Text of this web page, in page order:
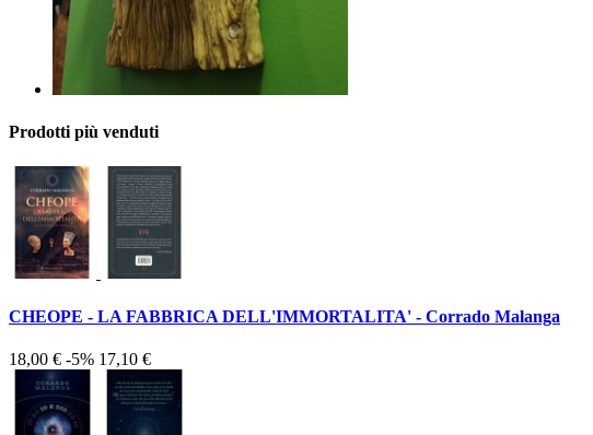
Prodotti più venduti
CHEOPE - LA FABBRICA DELL'IMMORTALITA' - Corrado Malanga
18,00 € -5% 17,10 €